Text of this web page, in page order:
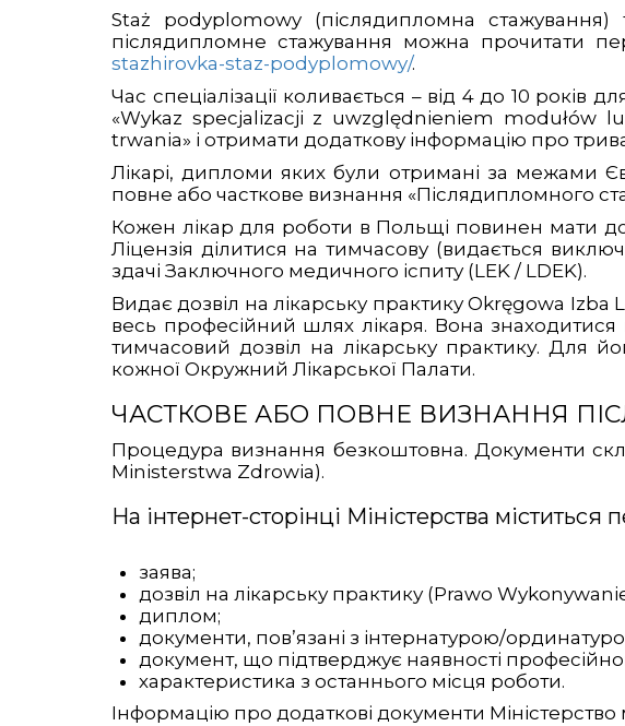
Staż podyplomowy (післядипломна стажування)
післядипломне стажування можна прочитати
stazhirovka-staz-podyplomowy/.
Час спеціалізації коливається – від 4 до 10 років
«Wykaz specjalizacji z uwzględnieniem modułów
trwania» і отримати додаткову інформацію про
Лікарі, дипломи яких були отримані за межами
повне або часткове визнання «Післядипломного
Кожен лікар для роботи в Польщі повинен мати
Ліцензія ділитися на тимчасову (видається
здачі Заключного медичного іспиту (LEK / LDEK).
Видає дозвіл на лікарську практику Okręgowa
весь професійний шлях лікаря. Вона
тимчасовий дозвіл на лікарську практику. Для
кожної Окружний Лікарської Палати.
ЧАСТКОВЕ АБО ПОВНЕ ВИЗНАННЯ
Процедура визнання безкоштовна. Документи
Ministerstwa Zdrowia).
На інтернет-сторінці Міністерства міститься
заява;
дозвіл на лікарську практику (Prawo
диплом;
документи, пов’язані з інтернатурою/
документ, що підтверджує наявності
характеристика з останнього місця роботи.
Інформацію про додаткові документи